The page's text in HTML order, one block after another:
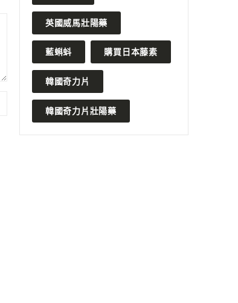
英國威馬壯陽藥
藍蝌蚪 購買日本藤素
韓國奇力片
韓國奇力片壯陽藥